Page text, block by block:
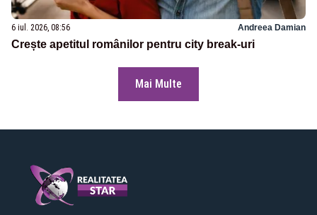
6 iul. 2026, 08:56 Andreea Damian
Crește apetitul românilor pentru city break-uri
Mai Multe